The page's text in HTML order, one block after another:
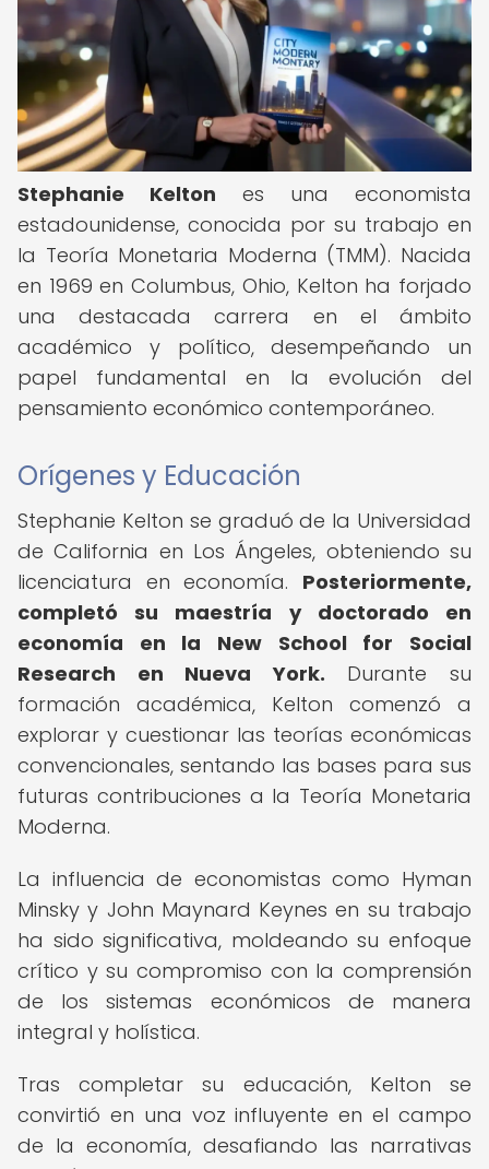
Stephanie Kelton es una economista
estadounidense, conocida por su trabajo en
la Teoría Monetaria Moderna (TMM). Nacida
en 1969 en Columbus, Ohio, Kelton ha forjado
una destacada carrera en el ámbito
académico y político, desempeñando un
papel fundamental en la evolución del
pensamiento económico contemporáneo.
Orígenes y Educación
Stephanie Kelton se graduó de la Universidad
de California en Los Ángeles, obteniendo su
licenciatura en economía. Posteriormente,
completó su maestría y doctorado en
economía en la New School for Social
Research en Nueva York. Durante su
formación académica, Kelton comenzó a
explorar y cuestionar las teorías económicas
convencionales, sentando las bases para sus
futuras contribuciones a la Teoría Monetaria
Moderna.
La influencia de economistas como Hyman
Minsky y John Maynard Keynes en su trabajo
ha sido significativa, moldeando su enfoque
crítico y su compromiso con la comprensión
de los sistemas económicos de manera
integral y holística.
Tras completar su educación, Kelton se
convirtió en una voz influyente en el campo
de la economía, desafiando las narrativas